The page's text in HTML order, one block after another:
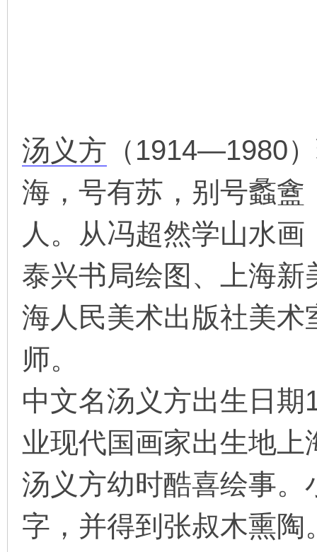
汤义方 （1914—1980
海，号有苏，别号蠡
人。从冯超然学山水
泰兴书局绘图、上海
海人民美术出版社美
师。
中文名汤义方出生日
业现代国画家出生地上
汤义方幼时酷喜绘事
字，并得到张叔木熏